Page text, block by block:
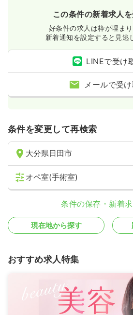
この条件の新着求人
好条件の求人は枠が埋ま
新着通知を設定すると見逃
LINEで受け
メールで受
条件を変更して再検索
大分県日田市
オペ室(手術室)
条件の保存・新着
現在地から探す
おすすめ求人特集